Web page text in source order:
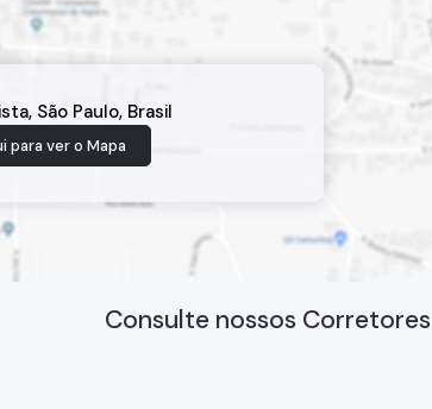
, São Paulo, Brasil
para ver o Mapa
Consulte nossos Corretores